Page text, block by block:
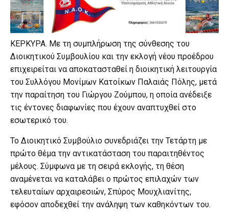
ΚΕΡΚΥΡΑ. Με τη συμπλήρωση της σύνθεσης του
Διοικητικού Συμβουλίου και την εκλογή νέου προέδρου
επιχειρείται να αποκατασταθεί η διοικητική λειτουργία
του Συλλόγου Μονίμων Κατοίκων Παλαιάς Πόλης, μετά
την παραίτηση του Γιώργου Ζούμπου, η οποία ανέδειξε
τις έντονες διαφωνίες που έχουν αναπτυχθεί στο
εσωτερικό του.
Το Διοικητικό Συμβούλιο συνεδριάζει την Τετάρτη με
πρώτο θέμα την αντικατάσταση του παραιτηθέντος
μέλους. Σύμφωνα με τη σειρά εκλογής, τη θέση
αναμένεται να καταλάβει ο πρώτος επιλαχών των
τελευταίων αρχαιρεσιών, Σπύρος Μουχλιανίτης,
εφόσον αποδεχθεί την ανάληψη των καθηκόντων του.